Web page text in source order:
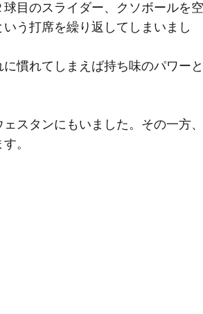
目のスライダー、クソボールを空
う打席を繰り返してしまいまし
慣れてしまえば持ち味のパワーと
スタンにもいました。その一方、
。